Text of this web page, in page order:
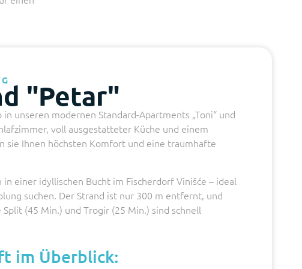
"Petar"
unseren modernen Standard-Apartments „Toni“ und
voll ausgestatteter Küche und einem
sie Ihnen höchsten Komfort und eine traumhafte
einer idyllischen Bucht im Fischerdorf Vinišće – ideal
suchen. Der Strand ist nur 300 m entfernt, und
(45 Min.) und Trogir (25 Min.) sind schnell
im Überblick: